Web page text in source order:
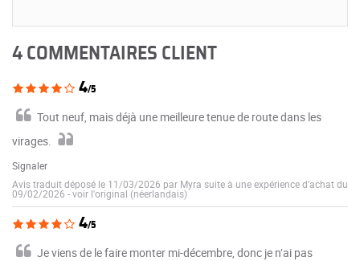
4 COMMENTAIRES CLIENT
4/5
Tout neuf, mais déjà une meilleure tenue de route dans les
virages.
Signaler
Avis traduit déposé le 11/03/2026 par Myra suite à une expérience d'achat du
09/02/2026 -voir l'original (néerlandais)
4/5
Je viens de le faire monter mi-décembre, donc je n’ai pas